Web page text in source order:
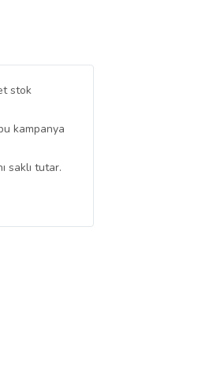
stok
kampanya
saklı tutar.